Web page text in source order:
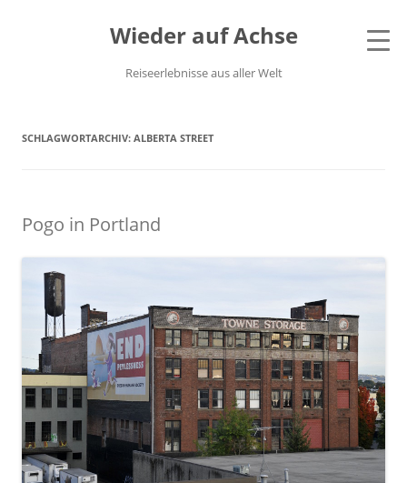
Wieder auf Achse
Reiseerlebnisse aus aller Welt
SCHLAGWORTARCHIV: ALBERTA STREET
Pogo in Portland